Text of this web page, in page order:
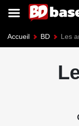
Accueil BD Les